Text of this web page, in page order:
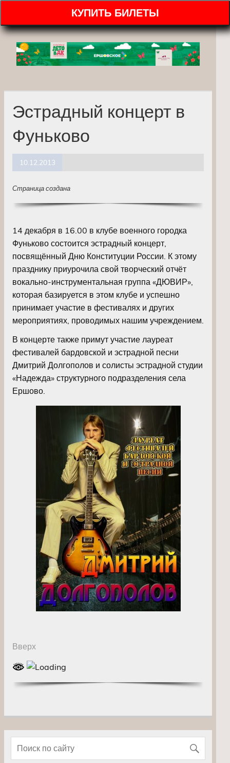
КУПИТЬ БИЛЕТЫ
Эстрадный концерт в
Фуньково
10.12.2013
Страница создана
14 декабря в 16.00 в клубе военного городка
Фуньково состоится эстрадный концерт,
посвящённый Дню Конституции России. К этому
празднику приурочила свой творческий отчёт
вокально-инструментальная группа «ДЮВИР»,
которая базируется в этом клубе и успешно
принимает участие в фестивалях и других
мероприятиях, проводимых нашим учреждением.
В концерте также примут участие лауреат
фестивалей бардовской и эстрадной песни
Дмитрий Долгополов и солисты эстрадной студии
«Надежда» структурного подразделения села
Ершово.
Вверх